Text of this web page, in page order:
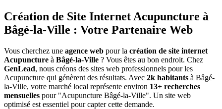
Création de Site Internet Acupuncture à
Bâgé-la-Ville : Votre Partenaire Web
Vous cherchez une agence web pour la création de site internet
Acupuncture à Bâgé-la-Ville ? Vous êtes au bon endroit. Chez
GenLead, nous créons des sites web professionnels pour les
Acupuncture qui génèrent des résultats. Avec 2k habitants à Bâgé-
la-Ville, votre marché local représente environ 13+ recherches
mensuelles pour "Acupuncture Bâgé-la-Ville". Un site web
optimisé est essentiel pour capter cette demande.